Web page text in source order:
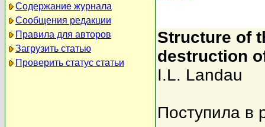
Содержание журнала
Сообщения редакции
Правила для авторов
Загрузить статью
Проверить статус статьи
Structure of
destruction
I.L. Landau
Поступила в